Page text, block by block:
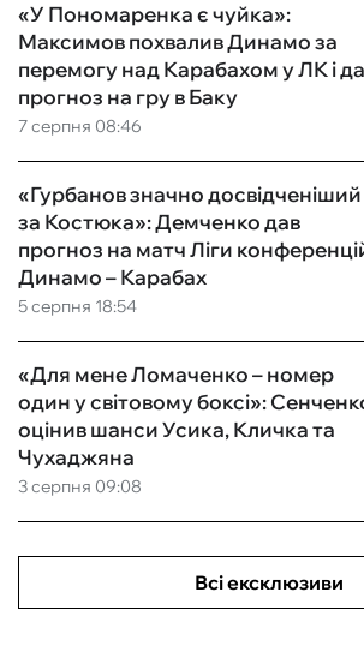
7 серпня 08:46
«У Пономаренка є чуйка»:
Максимов похвалив Динамо за
перемогу над Карабахом у ЛК і
прогноз на гру в Баку
5 серпня 18:54
«Гурбанов значно досвідченіший
за Костюка»: Демченко дав
прогноз на матч Ліги
Динамо – Карабах
3 серпня 09:08
«Для мене Ломаченко – номер
один у світовому боксі»:
оцінив шанси Усика, Кличка та
Чухаджяна
Всі ексклюзиви